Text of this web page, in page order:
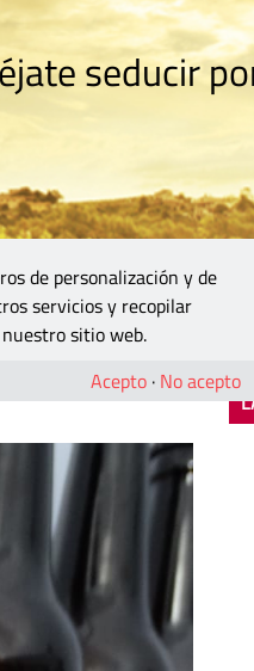
seducir
de personalización y de
servicios y recopilar
sitio web.
Acepto · No acepto